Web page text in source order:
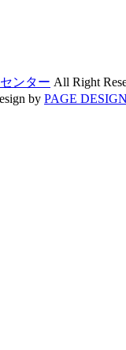
ンター All Right
by PAGE